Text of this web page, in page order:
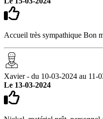
Accueil très sympathique Bon
Xavier - du 10-03-2024 au 11-
Le 13-03-2024